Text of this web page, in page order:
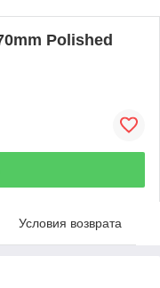
Polished
Условия возврата